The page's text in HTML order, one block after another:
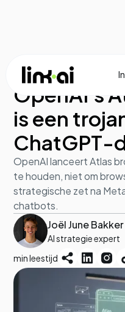
Industrie en
OpenAI's
is een
ChatGPT-
OpenAI lanceert Atlas
te houden, niet om
strategische zet na
chatbots.
Joël June Bakker
AI strategie expert
min leestijd